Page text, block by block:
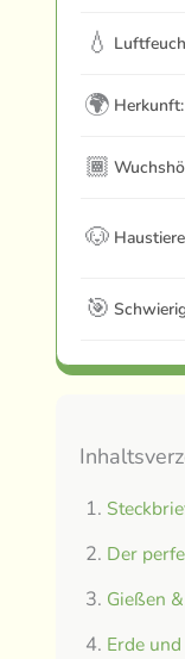
💧
🌍 Herkunft:
🏾
🐶
🎯
Der
Gießen
Erde